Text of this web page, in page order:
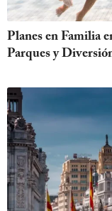
Planes en Familia
Parques y